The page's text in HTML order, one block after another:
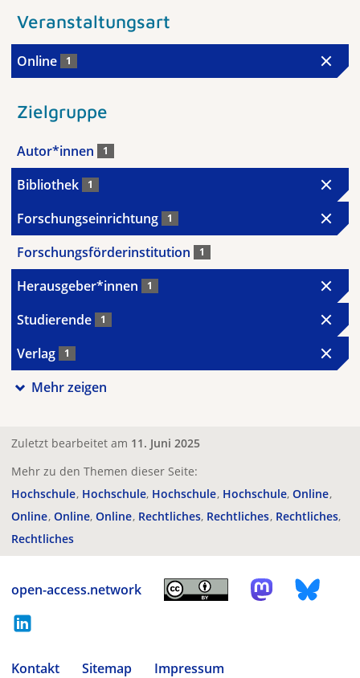
Veranstaltungsart
Online 1
Zielgruppe
Autor*innen 1
Bibliothek 1
Forschungseinrichtung 1
Forschungsförderinstitution 1
Herausgeber*innen 1
Studierende 1
Verlag 1
Mehr zeigen
Zuletzt bearbeitet am 11. Juni 2025
Mehr zu den Themen dieser Seite:
Hochschule Hochschule Hochschule Hochschule Online
Online Online Online Rechtliches Rechtliches Rechtliches
Rechtliches
open-access.network
Kontakt Sitemap
Impressum